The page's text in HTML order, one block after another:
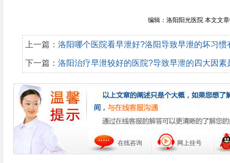
编辑：洛阳阳光医院 本文文
上一篇： 洛阳哪个医院看早泄好?洛阳导致早泄的坏习惯
下一篇： 洛阳治疗早泄较好的医院?导致早泄的四大因素
在线咨询 网上挂号